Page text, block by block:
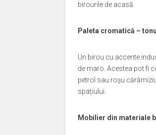
birourile de acasă.
Paleta cromatică –
Un birou cu accente
de maro. Acestea pot fi
petrol sau roșu
spațiului.
Mobilier din materiale